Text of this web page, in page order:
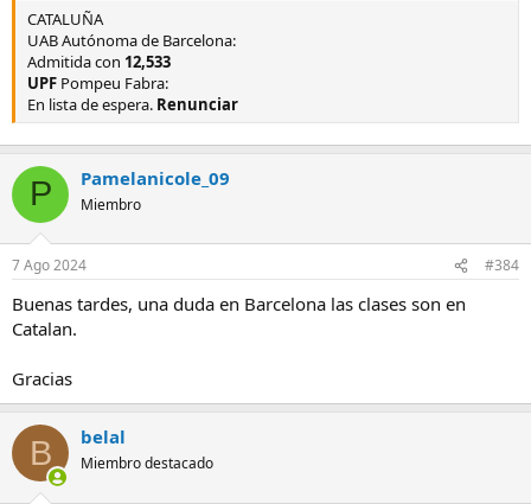
CATALUÑA
UAB Autónoma de Barcelona:
Admitida con 12,533
UPF Pompeu Fabra:
En lista de espera. Renunciar
P Pamelanicole_09
Miembro
7 Ago 2024 #384
Buenas tardes, una duda en Barcelona las clases son en
Catalan.
Gracias
B belal
Miembro destacado